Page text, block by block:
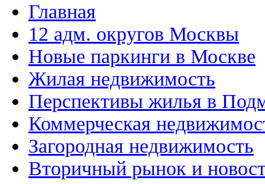
Главная
12 адм. округов Москвы
Новые паркинги в Москве
Жилая недвижимость
Перспективы жилья в
Коммерческая
Загородная недвижимость
Вторичный рынок и